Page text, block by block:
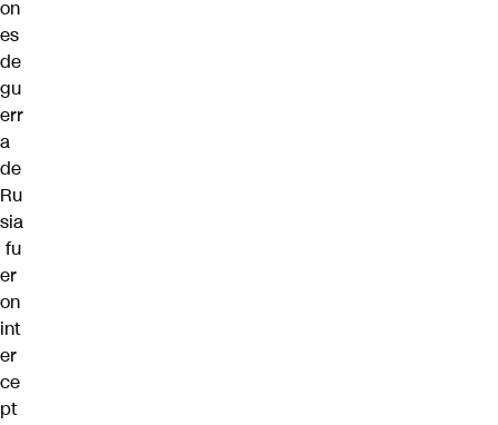
on
es
de
gu
err
a
de
Ru
sia
fu
er
on
int
er
ce
pt